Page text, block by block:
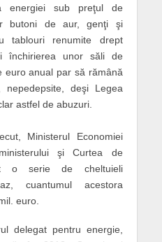
energiei sub preţul de
butoni de aur, genţi şi
tablouri renumite drept
închirierea unor săli de
euro anual par să rămână
nepedepsite, deşi Legea
astfel de abuzuri.
Ministerul Economiei
şi Curtea de
o serie de cheltuieli
cuantumul acestora
euro.
delegat pentru energie,